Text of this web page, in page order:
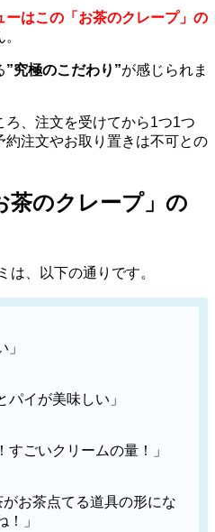
ーはこの「お茶のクレープ」の
”究極のこだわり”が感じられま
、注文を受けてから1つ1つ
注文やお取り置きは不可との
茶のクレープ」の
は、以下の通りです。
」
パイが美味しい」
すごいクリームの量！」
がお茶点てる道具の形にな
」